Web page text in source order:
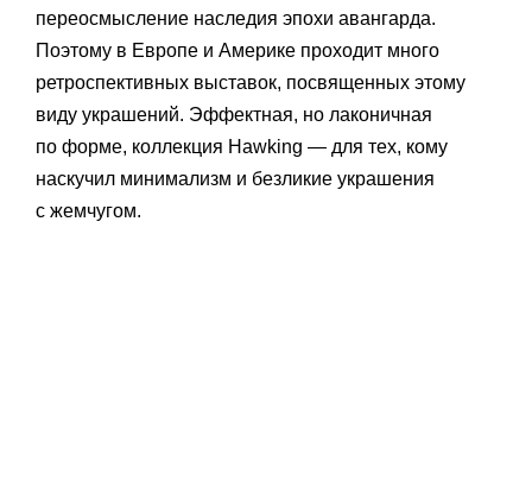
переосмысление наследия эпохи авангарда.
Поэтому в Европе и Америке проходит много
ретроспективных выставок, посвященных этому
виду украшений. Эффектная, но лаконичная
по форме, коллекция Hawking — для тех, кому
наскучил минимализм и безликие украшения
с жемчугом.